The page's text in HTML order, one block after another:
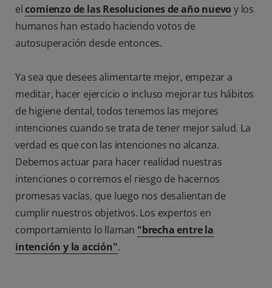
elcomienzo de las Resoluciones de año nuevo y los
humanos han estado haciendo votos de
autosuperación desde entonces.
Ya sea que desees alimentarte mejor, empezar a
meditar, hacer ejercicio o incluso mejorar tus hábitos
de higiene dental, todos tenemos las mejores
intenciones cuando se trata de tener mejor salud. La
verdad es que con las intenciones no alcanza.
Debemos actuar para hacer realidad nuestras
intenciones o corremos el riesgo de hacernos
promesas vacías, que luego nos desalientan de
cumplir nuestros objetivos. Los expertos en
comportamiento lo llaman "brecha entre la
intención y la acción".